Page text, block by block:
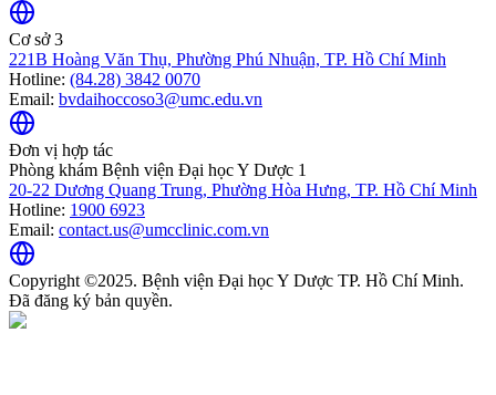
Cơ sở 3
221B Hoàng Văn Thụ, Phường Phú Nhuận, TP. Hồ Chí Minh
Hotline: (84.28) 3842 0070
Email: bvdaihoccoso3@umc.edu.vn
Đơn vị hợp tác
Phòng khám Bệnh viện Đại học Y Dược 1
20-22 Dương Quang Trung, Phường Hòa Hưng, TP. Hồ Chí Minh
Hotline: 1900 6923
Email: contact.us@umcclinic.com.vn
Copyright ©2025. Bệnh viện Đại học Y Dược TP. Hồ Chí Minh.
Đã đăng ký bản quyền.